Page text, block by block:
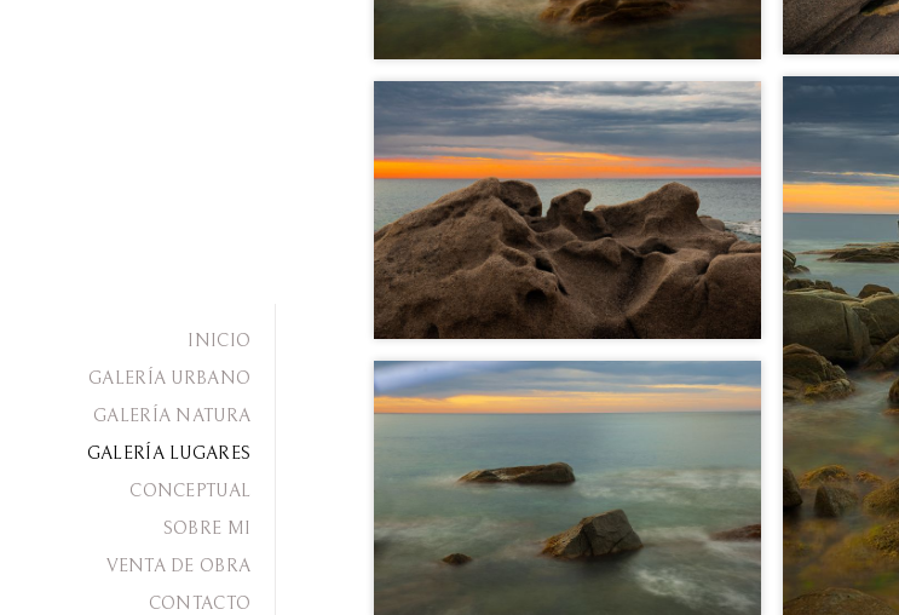
INICIO
GALERÍA URBANO
GALERÍA NATURA
GALERÍA LUGARES
CONCEPTUAL
SOBRE MI
VENTA DE OBRA
CONTACTO